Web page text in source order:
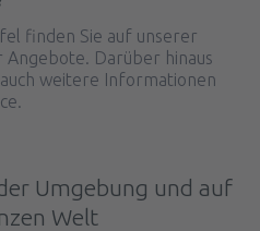
finden Sie auf unserer
Darüber hinaus
weitere Informationen
Umgebung und auf
Welt